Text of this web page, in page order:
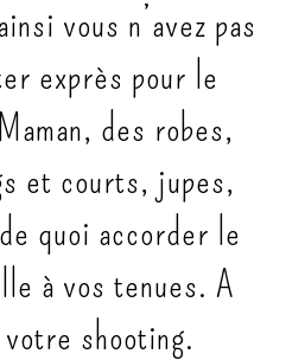
vous n’avez pas
exprès pour le
des robes,
et courts, jupes,
quoi accorder le
à vos tenues. A
shooting.